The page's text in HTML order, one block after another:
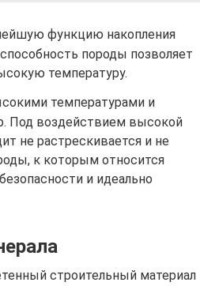
функцию накопления
породы позволяет
температуру.
температурами и
Под воздействием высокой
не растрескивается и не
к которым относится
и идеально
строительный материал